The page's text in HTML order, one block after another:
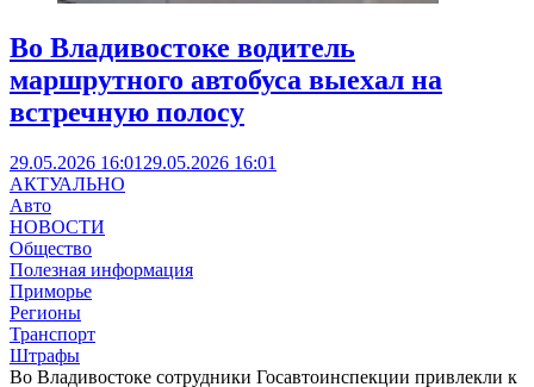
Во Владивостоке водитель
маршрутного автобуса выехал на
встречную полосу
29.05.2026 16:01 29.05.2026 16:01
АКТУАЛЬНО
Авто
НОВОСТИ
Общество
Полезная информация
Приморье
Регионы
Транспорт
Штрафы
Во Владивостоке сотрудники Госавтоинспекции привлекли к